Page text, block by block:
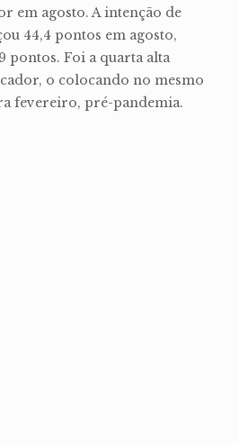
em agosto. A intenção de
44,4 pontos em agosto,
pontos. Foi a quarta alta
o colocando no mesmo
fevereiro, pré-pandemia.